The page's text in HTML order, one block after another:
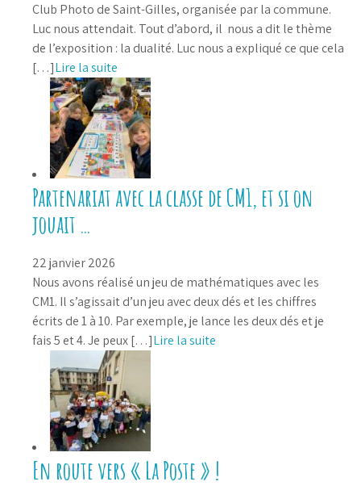
Club Photo de Saint-Gilles, organisée par la commune.
Luc nous attendait. Tout d’abord, il nous a dit le thème
de l’exposition : la dualité. Luc nous a expliqué ce que cela
[…]Lire la suite
Partenariat avec la classe de CM1, et si on
jouait …
22 janvier 2026
Nous avons réalisé un jeu de mathématiques avec les
CM1. Il s’agissait d’un jeu avec deux dés et les chiffres
écrits de 1 à 10. Par exemple, je lance les deux dés et je
fais 5 et 4. Je peux […]Lire la suite
En route vers « La Poste » !